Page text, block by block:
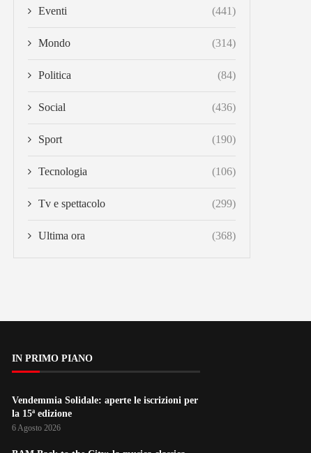
Eventi (441)
Mondo (314)
Politica (84)
Social (436)
Sport (190)
Tecnologia (106)
Tv e spettacolo (299)
Ultima ora (368)
IN PRIMO PIANO
Vendemmia Solidale: aperte le iscrizioni per
la 15ª edizione
6 Agosto 2026